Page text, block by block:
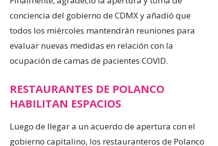
conciencia del gobierno de CDMX y añadió que
todos los miércoles mantendrán reuniones para
evaluar nuevas medidas en relación con la
ocupación de camas de pacientes COVID.
RESTAURANTES DE POLANCO
HABILITAN ESPACIOS
Luego de llegar a un acuerdo de apertura con el
gobierno capitalino, los restauranteros de Polanco